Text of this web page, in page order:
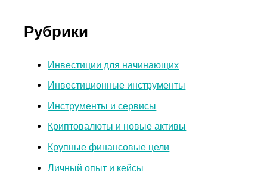
Рубрики
Инвестиции для начинающих
Инвестиционные инструменты
Инструменты и сервисы
Криптовалюты и новые активы
Крупные финансовые цели
Личный опыт и кейсы